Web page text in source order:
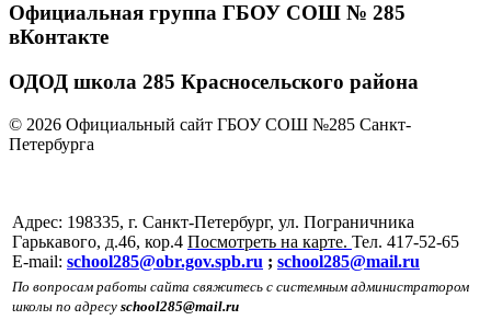
Официальная группа ГБОУ СОШ № 285
вКонтакте
ОДОД школа 285 Красносельского района
© 2026 Официальный сайт ГБОУ СОШ №285 Санкт-
Петербурга
Адрес: 198335, г. Санкт-Петербург, ул. Пограничника
Гарькавого, д.46, кор.4 Посмотреть на карте. Тел. 417-52-65
E-mail: school285@obr.gov.spb.ru ; school285@mail.ru
По вопросам работы сайта свяжитесь с системным администратором
школы по адресу school285@mail.ru